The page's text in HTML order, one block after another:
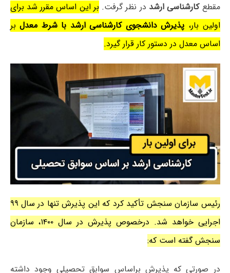
مقطعکارشناسی ارشد در نظر گرفت. بر این اساس مقرر شد برای
اولین بار، پذیرش دانشجوی کارشناسی ارشد با شرط معدلبر
اساس معدل در دستور کار قرار گیرد.
رئیس سازمان سنجش تأکید کرد که این پذیرش تنها در سال ۹۹
اجرایی خواهد شد. درخصوص پذیرش در سال ۱۴۰۰، سازمان
سنجش گفته است که:
در صورتی که پذیرش براساس سوابق تحصیلی وجود داشته